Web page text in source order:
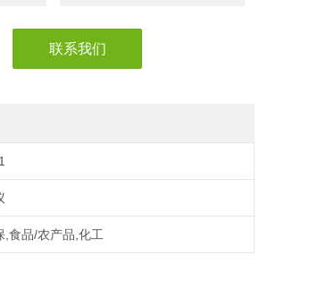
联系我们
,食品/农产品,化工